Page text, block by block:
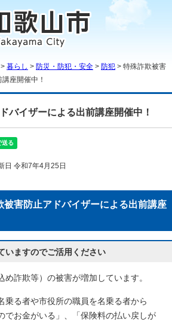
> 暮らし > 防災・防犯・安全 > 防犯 > 特殊詐欺被害
座開催中！
バイザーによる出前講座開催中！
令和7年4月25日
被害防止アドバイザーによる出前講座
いますのでご活用ください
め詐欺等）の被害が増加しています。
乗る者や市役所の職員を名乗る者から
でお金がいる」、「保険料の払い戻しが